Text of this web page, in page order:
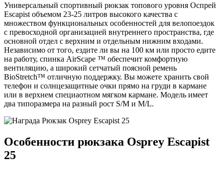
Универсальный спортивный рюкзак топового уровня Оспрей
Escapist объемом 23-25 литров высокого качества с
множеством функциональных особенностей для велопоездок
с превосходной организацией внутреннего пространства, где
основной отдел с верхним и отдельным нижним входами.
Независимо от того, ездите ли вы на 100 км или просто едите
на работу, спинка AirScape ™ обеспечит комфортную
вентиляцию, а широкий сетчатый поясной ремень
BioStretch™ отличную поддержку. Вы можете хранить свой
телефон и солнцезащитные очки прямо на груди в кармане
или в верхнем специаотном мягком кармане. Модель имеет
два типоразмера на разный рост S/M и M/L.
Особенности рюкзака Osprey Escapist
25